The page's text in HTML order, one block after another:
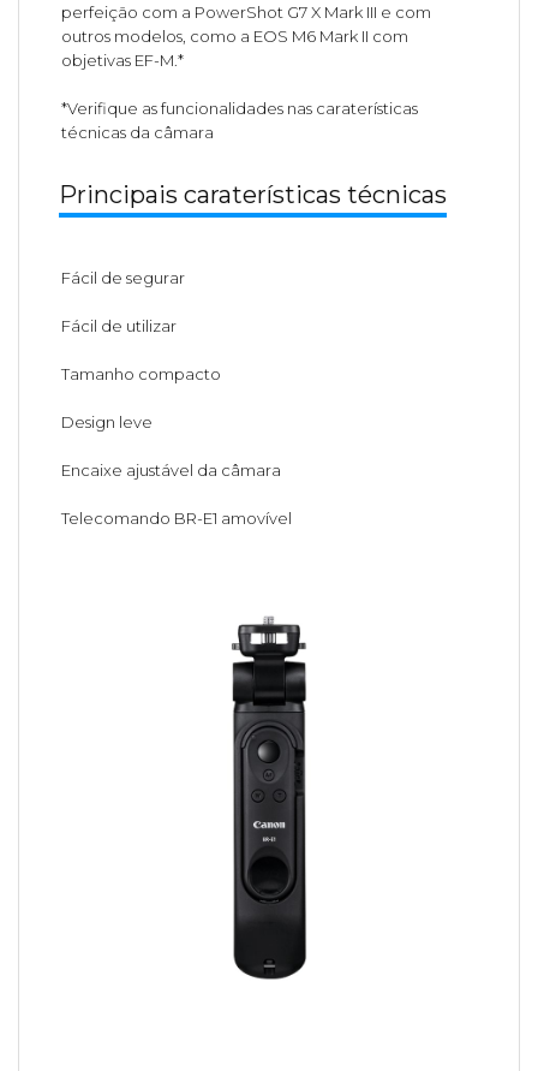
perfeição com a PowerShot G7 X Mark III e com
outros modelos, como a EOS M6 Mark II com
objetivas EF-M.*
*Verifique as funcionalidades nas caraterísticas
técnicas da câmara
Principais caraterísticas técnicas
Fácil de segurar
Fácil de utilizar
Tamanho compacto
Design leve
Encaixe ajustável da câmara
Telecomando BR-E1 amovível